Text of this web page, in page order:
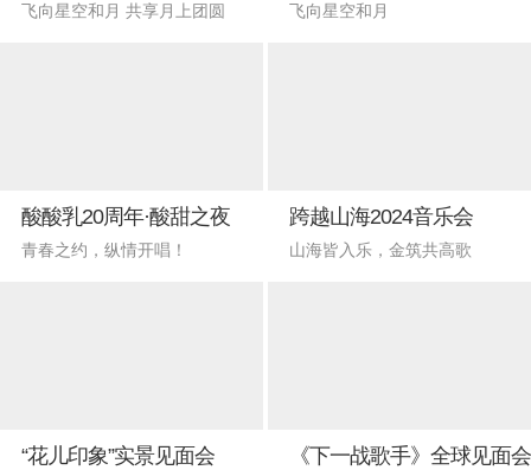
飞向星空和月 共享月上团圆 飞向星空和月
酸酸乳20周年·酸甜之夜
青春之约，纵情开唱！
跨越山海2024音乐会
山海皆入乐，金筑共高歌
“花儿印象”实景见面会 《下一战歌手》全球见面会